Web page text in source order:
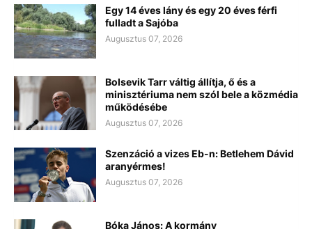
Egy 14 éves lány és egy 20 éves férfi
fulladt a Sajóba
Augusztus 07, 2026
Bolsevik Tarr váltig állítja, ő és a
minisztériuma nem szól bele a közmédia
működésébe
Augusztus 07, 2026
Szenzáció a vizes Eb-n: Betlehem Dávid
aranyérmes!
Augusztus 07, 2026
Bóka János: A kormány